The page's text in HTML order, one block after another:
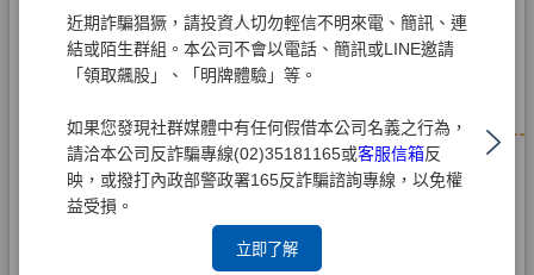
近期詐騙猖獗，請投資人切勿輕信不明來電、簡訊、連
結或陌生群組。本公司不會以電話、簡訊或LINE邀請
「領取飆股」、「明牌體驗」等。
如果您發現社群媒體中有任何假借本公司名義之行為，
請洽本公司反詐騙專線(02)35181165或客服信箱反
映，或撥打內政部警政署165反詐騙諮詢專線，以免權
益受損。
立即了解